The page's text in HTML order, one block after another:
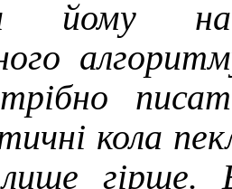
йому
кола
гірше.